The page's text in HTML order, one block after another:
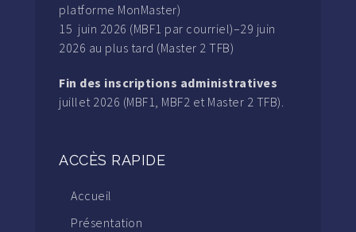
platforme MonMaster)
15 juin 2026 (MBF1 par courriel)–29 juin
2026 au plus tard (Master 2 TFB)
Fin des inscriptions administratives
juillet 2026 (MBF1, MBF2 et Master 2 TFB).
ACCÈS RAPIDE
Accueil
Présentation